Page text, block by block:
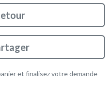
et finalisez votre demande